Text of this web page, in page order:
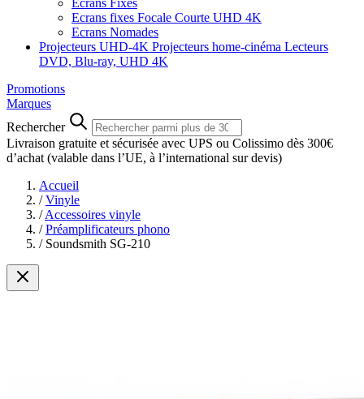
Ecrans Fixes
Ecrans fixes Focale Courte UHD 4K
Ecrans Nomades
Projecteurs UHD-4K Projecteurs home-cinéma Lecteurs
DVD, Blu-ray, UHD 4K
Promotions
Marques
Rechercher
Livraison gratuite et sécurisée avec UPS ou Colissimo dès 300€
d’achat (valable dans l’UE, à l’international sur devis)
Accueil
/ Vinyle
/ Accessoires vinyle
/ Préamplificateurs phono
/ Soundsmith SG-210